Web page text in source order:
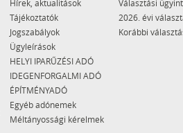
Hírek, aktualitások
Tájékoztatók
Jogszabályok
Ügyleírások
HELYI IPARŰZÉSI ADÓ
IDEGENFORGALMI ADÓ
ÉPÍTMÉNYADÓ
Egyéb adónemek
Méltányossági kérelmek
Választási
2026. évi
Korábbi